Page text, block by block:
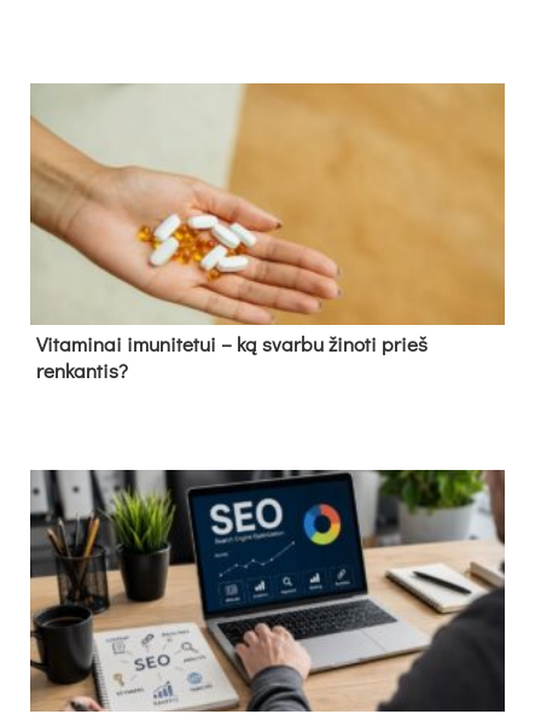
Vitaminai imunitetui – ką svarbu žinoti prieš
renkantis?